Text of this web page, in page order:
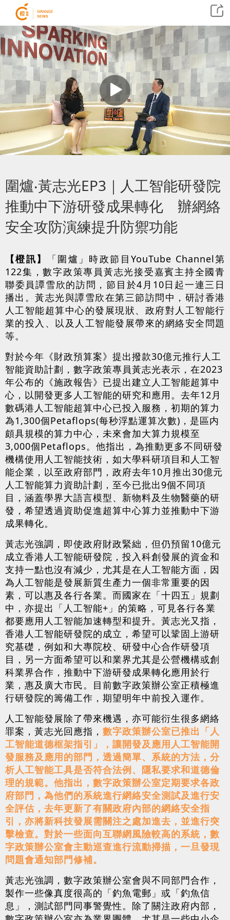
圍爐‧黃志光EP3｜人工智能研發院
推動中下游研發成果轉化 辦網絡
安全攻防演練提升防禦功能
【橙訊】
「圍爐」時政節目YouTube Channel第
122集，數字政策專員黃志光接受嘉賓主持全國青
聯委員譚雪欣的訪問，節目於4月10日起一連三日
播出。黃志光與譚雪欣在第三節訪問中，研討香港
人工智能超算中心的發展現狀、政府對人工智能行
業的投入、以及人工智能發展帶來的網絡安全問題
等。
對於今年《財政預算案》提出撥款30億元推行人工
智能資助計劃，數字政策專員黃志光表示，在2023
年公布的《施政報告》已提出建立人工智能超算中
心，以開發更多人工智能的研究和應用。去年12月
數碼港人工智能超算中心已投入服務，初期的算力
為1,300個Petaflops(每秒浮點運算次數)，是區内
頗具規模的算力中心，未來會加大算力規模至
3,000個Petaflops。他指出，為推動更多不同研發
機構使用人工智能技術，如大學科研項目和人工智
能企業，以至政府部門，政府去年10月推出30億元
人工智能算力資助計劃，至今已批出9個不同項
目，涵蓋學界大語言模型、新物料及生物醫藥的研
發，希望透過資助促進超算中心算力並推動中下游
成果轉化。
黃志光強調，即使政府財政緊絀，但仍預留10億元
成立香港人工智能研發院，投入科創發展的資金和
支持一點也沒有減少，尤其是在人工智能方面，因
為人工智能是發展新質生產力一個非常重要的因
素，可以惠及各行各業。而國家在「十四五」規劃
中，亦提出「人工智能+」的策略，可見各行各業
都要應用人工智能加速轉型和提升。黃志光又指，
香港人工智能研發院的成立，希望可以鞏固上游研
究基礎，例如和大專院校、研發中心合作研發項
目，另一方面希望可以和業界尤其是公營機構或創
科業界合作，推動中下游研發成果轉化應用於行
業，惠及廣大市民。目前數字政策辦公室正積極進
行研發院的籌備工作，期望明年中前投入運作。
人工智能發展除了帶來機遇，亦可能衍生很多網絡
罪案，黃志光回應指， 數字政策辦公室已推出「人
工智能道德框架指引」，讓開發及應用人工智能開
發服務及應用的部門，透過簡單、系統的方法，分
析人工智能工具是否符合法例、隱私要求和道德倫
理的規範。他指出，數字政策辦公室定期要求各政
府部門，為他們的系統進行網絡安全測試及進行安
全評估，去年更新了有關政府內部的網絡安全指
引，亦將新科技發展需關注之處加進去，並進行突
擊檢查。對於一些面向互聯網風險較高的系統，數
字政策辦公室會主動巡查進行流動掃描，一旦發現
問題會通知部門修補。
黃志光強調，數字政策辦公室會與不同部門合作，
製作一些像真度很高的「釣魚電郵」或「釣魚信
息」，測試部門同事警覺性。除了關注政府内部，